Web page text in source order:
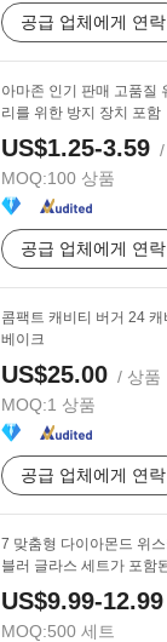
공급 업체에게 연락
아마존 인기 판매 고품질
리를 위한 방지 장치 포함
US$1.25-3.59
MOQ:100 상품
공급 업체에게 연락
콤팩트 캐비티 버거 24
베이크
US$25.00 / 상품
MOQ:1 상품
공급 업체에게 연락
7 맞춤형 다이아몬드 위
블러 글라스 세트가 포함
US$9.99-12.99
MOQ:500 세트